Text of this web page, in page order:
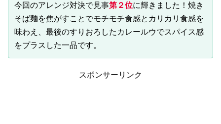
今回のアレンジ対決で見事第２位に輝きました！焼き
そば麺を焦がすことでモチモチ食感とカリカリ食感を
味わえ、最後のすりおろしたカレールウでスパイス感
をプラスした一品です。
スポンサーリンク